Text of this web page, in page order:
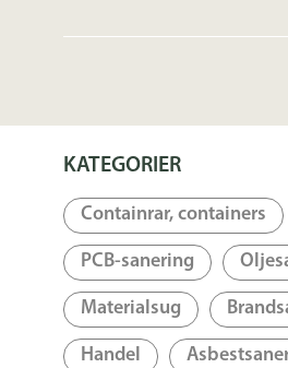
KATEGORIER
Containrar, containers
PCB-sanering
Materialsug
Handel